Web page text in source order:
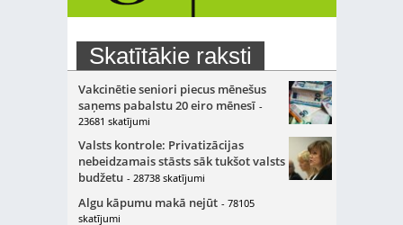
Skatītākie raksti
Vakcinētie seniori piecus mēnešus
saņems pabalstu 20 eiro mēnesī -
23681 skatījumi
Valsts kontrole: Privatizācijas
nebeidzamais stāsts sāk tukšot valsts
budžetu - 28738 skatījumi
Algu kāpumu makā nejūt - 78105
skatījumi